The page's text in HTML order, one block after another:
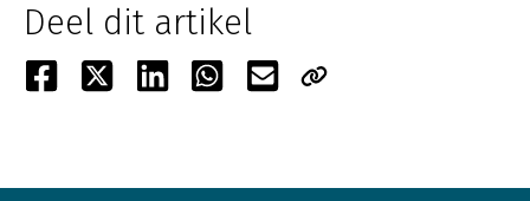
Deel dit artikel